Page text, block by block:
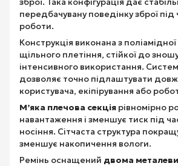
передбачувану поведінку зброї під
роботи.
Конструкція виконана з
щільного плетіння, стійкої до
інтенсивного використання.
дозволяє точно підлаштувати
користувача, екіпірування або
М’яка плечова секція рівномірно
навантаження і зменшує тиск під
носіння. Сітчаста структура
зменшує накопичення вологи.
Ремінь оснащений двома